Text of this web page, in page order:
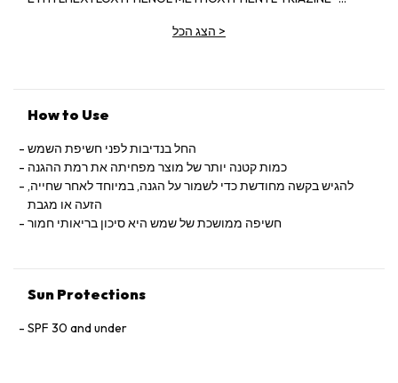
NUCIFERA (COCONUT) OIL • CAESALPINIA SPINOSA FRUIT
ERYTHRULOSE • CHLORPHENESIN • PROPYLENE GLYCOL •
TOCOPHEROL • GLYCERYL STEARATE • PEG-100 STEARATE •
C20-22 ALCOHOLS • PARFUM (FRAGRANCE) • SODIUM
BENZOATE • PHENOXYETHANOL • C20-22 ALKYL
PHOSPHATE
הצג הכל >
How to Use
החל בנדיבות לפני חשיפת השמש
כמות קטנה יותר של מוצר מפחיתה את רמת ההגנה
להגיש בקשה מחודשת כדי לשמור על הגנה, במיוחד לאחר שחייה,
הזעה או מגבת
חשיפה ממושכת של שמש היא סיכון בריאותי חמור
Sun Protections
SPF 30 and under